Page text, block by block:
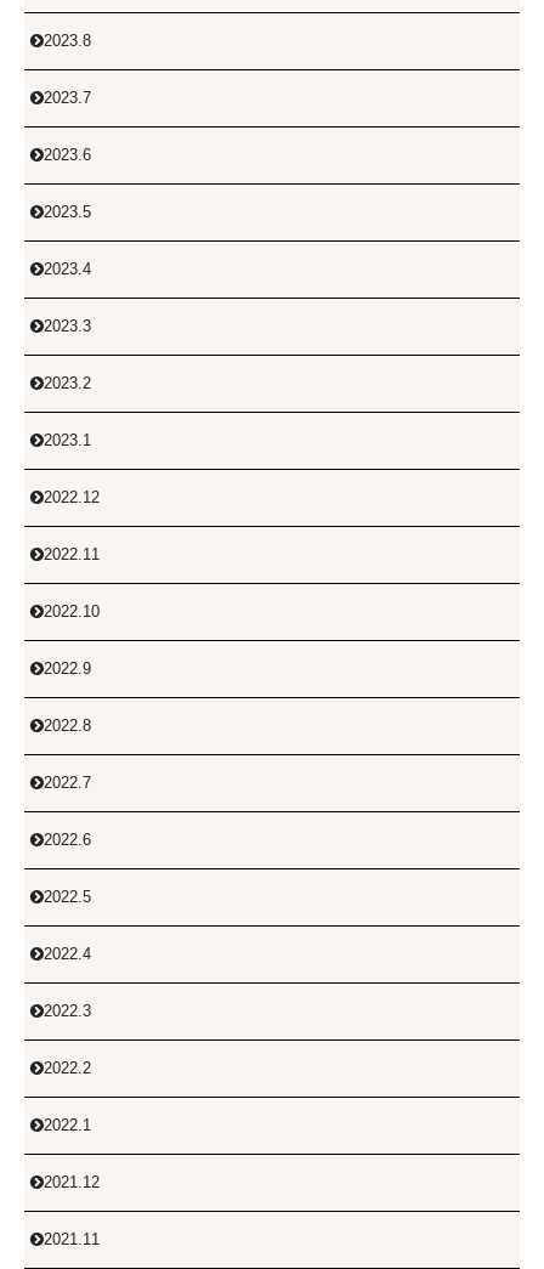
2023.8
2023.7
2023.6
2023.5
2023.4
2023.3
2023.2
2023.1
2022.12
2022.11
2022.10
2022.9
2022.8
2022.7
2022.6
2022.5
2022.4
2022.3
2022.2
2022.1
2021.12
2021.11